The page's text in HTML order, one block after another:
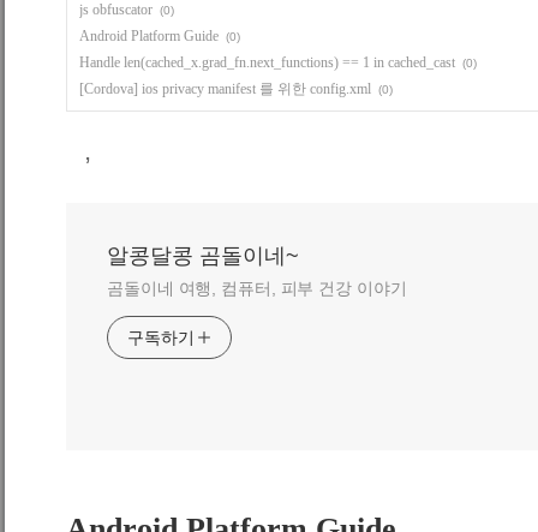
js obfuscator (0)
Android Platform Guide (0)
Handle len(cached_x.grad_fn.next_functions) == 1 in cached_cast (0)
[Cordova] ios privacy manifest 를 위한 config.xml (0)
,
알콩달콩 곰돌이네~
곰돌이네 여행, 컴퓨터, 피부 건강 이야기
구독하기